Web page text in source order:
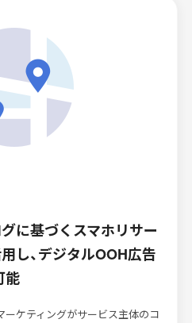
に基づくスマホリサー
し、デジタルOOH広告
能
ーケティングがサービス主体のコ